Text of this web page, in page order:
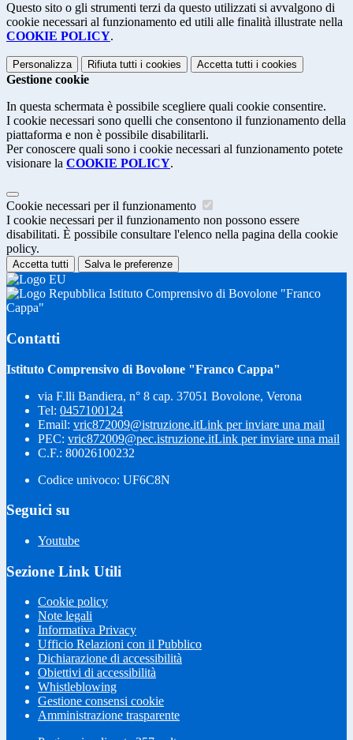
Questo sito o gli strumenti terzi da questo utilizzati si avvalgono di
cookie necessari al funzionamento ed utili alle finalità illustrate nella
COOKIE POLICY.
Personalizza Rifiuta tutti i cookies Accetta tutti i cookies
Gestione cookie
In questa schermata è possibile scegliere quali cookie consentire.
I cookie necessari sono quelli che consentono il funzionamento della
piattaforma e non è possibile disabilitarli.
Per conoscere quali sono i cookie necessari al funzionamento potete
visionare la COOKIE POLICY.
Cookie necessari per il funzionamento
I cookie necessari per il funzionamento non possono essere
disabilitati. È possibile consultare l'elenco nella pagina della cookie
policy.
Accetta tutti Salva le preferenze
Istituto Comprensivo di Bovolone "Franco
Cappa"
Contatti
Istituto Comprensivo di Bovolone "Franco Cappa"
via F.lli Bandiera, n° 8 cap. 37051 Bovolone, Verona
Tel: 0457100124
Email: vric872009@istruzione.itLink per inviare una mail
PEC: vric872009@pec.istruzione.itLink per inviare una mail
C.F.: 80026100232
Codice univoco: UF6C8N
Seguici su
Youtube
Sezione Link Utili
Cookie policy
Note legali
Informativa Privacy
Ufficio Relazioni con il Pubblico
Dichiarazione di accessibilità
Obiettivi di accessibilità
Whistleblowing
Gestione consensi cookie
Amministrazione trasparente